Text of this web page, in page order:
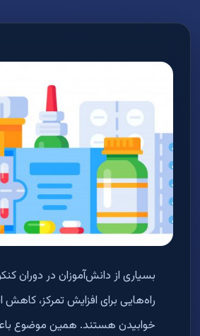
بسیاری از دانش‌آموزان در دوران
راه‌هایی برای افزایش تمرکز،
خوابیدن هستند. همین موضوع